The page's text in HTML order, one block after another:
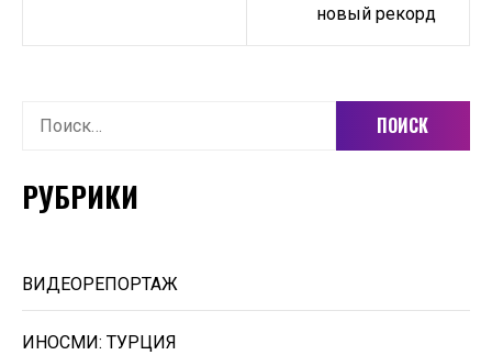
новый рекорд
Найти:
РУБРИКИ
ВИДЕОРЕПОРТАЖ
ИНОСМИ: ТУРЦИЯ